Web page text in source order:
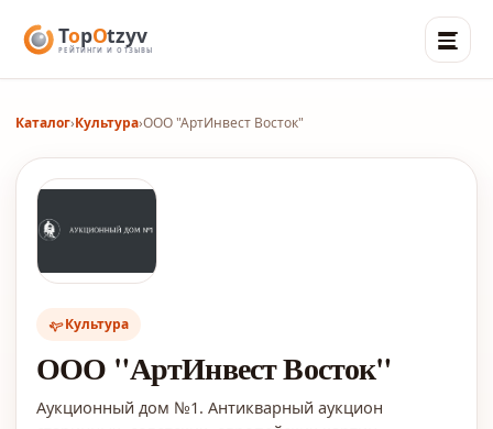
Каталог›Культура›ООО "АртИнвест Восток"
Культура
ООО "АртИнвест Восток"
Аукционный дом №1. Антикварный аукцион